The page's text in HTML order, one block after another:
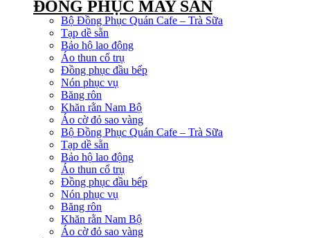
ĐỒNG PHỤC MAY SẴN
Bộ Đồng Phục Quán Cafe – Trà Sữa
Tạp dề sẵn
Bảo hộ lao động
Áo thun cổ trụ
Đồng phục đầu bếp
Nón phục vụ
Băng rôn
Khăn rằn Nam Bộ
Áo cờ đỏ sao vàng
Bộ Đồng Phục Quán Cafe – Trà Sữa
Tạp dề sẵn
Bảo hộ lao động
Áo thun cổ trụ
Đồng phục đầu bếp
Nón phục vụ
Băng rôn
Khăn rằn Nam Bộ
Áo cờ đỏ sao vàng